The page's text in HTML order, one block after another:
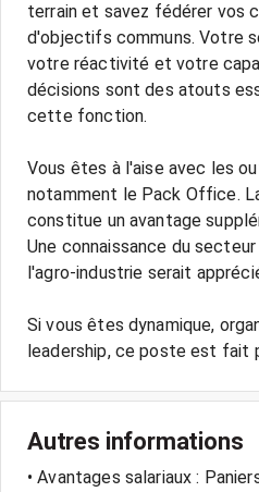
terrain et savez fédérer vos
d'objectifs communs. Votre
votre réactivité et votre
décisions sont des atouts
cette fonction.
Vous êtes à l'aise avec les
notamment le Pack Office.
constitue un avantage
Une connaissance du
l'agro-industrie serait
Si vous êtes dynamique,
Autres informations
• Avantages salariaux :